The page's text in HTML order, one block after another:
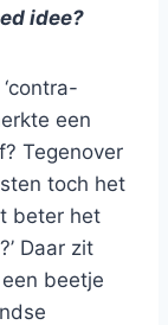
idee?
een
Tegenover
toch het
beter het
Daar zit
beetje